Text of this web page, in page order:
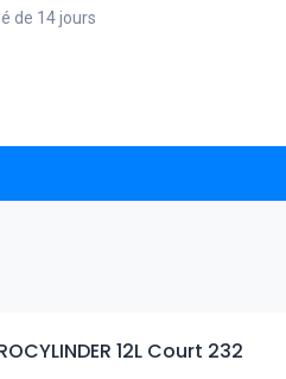
de 14 jours
12L Court 232